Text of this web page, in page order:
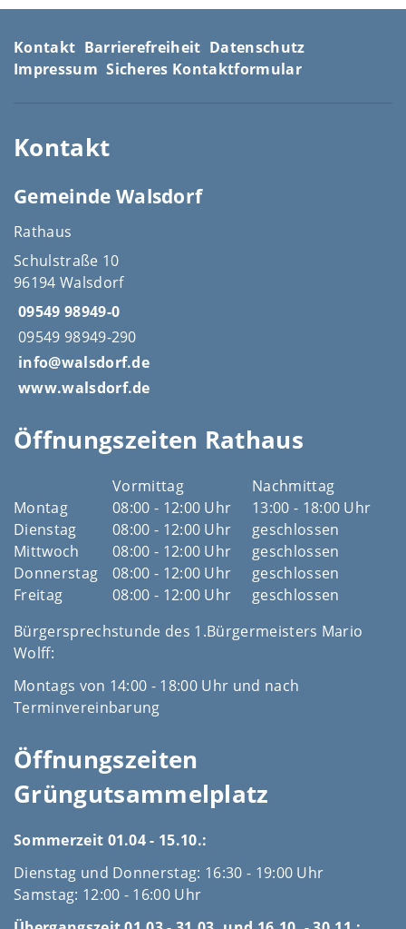
Kontakt Barrierefreiheit Datenschutz
Impressum Sicheres Kontaktformular
Kontakt
Gemeinde Walsdorf
Rathaus
Schulstraße 10
96194 Walsdorf
09549 98949-0
09549 98949-290
info@walsdorf.de
www.walsdorf.de
Öffnungszeiten Rathaus
Vormittag
Nachmittag
Montag
08:00 - 12:00 Uhr
13:00 - 18:00 Uhr
Dienstag
08:00 - 12:00 Uhr
geschlossen
Mittwoch
08:00 - 12:00 Uhr
geschlossen
Donnerstag
08:00 - 12:00 Uhr
geschlossen
Freitag
08:00 - 12:00 Uhr
geschlossen
Bürgersprechstunde des 1.Bürgermeisters Mario
Wolff:
Montags von 14:00 - 18:00 Uhr und nach
Terminvereinbarung
Öffnungszeiten
Grüngutsammelplatz
Sommerzeit 01.04 - 15.10.:
Dienstag und Donnerstag: 16:30 - 19:00 Uhr
Samstag: 12:00 - 16:00 Uhr